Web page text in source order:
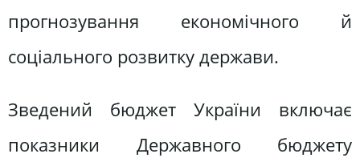
прогнозування економічного й
соціального розвитку держави.
Зведений бюджет України включає
показники Державного бюджету